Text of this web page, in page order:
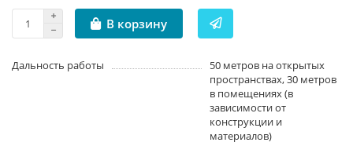
В корзину
Дальность работы
50 метров на открытых
пространствах, 30 метров
в помещениях (в
зависимости от
конструкции и
материалов)